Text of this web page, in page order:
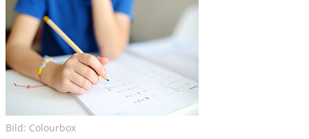
Bild: Colourbox